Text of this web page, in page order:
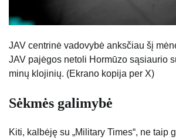
JAV centrinė vadovybė anksčiau šį
JAV pajėgos netoli Hormūzo sąsiaurio
minų klojinių. (Ekrano kopija per X)
Sėkmės galimybė
Kiti, kalbėję su „Military Times“, ne taip